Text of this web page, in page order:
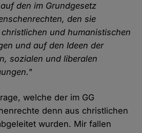
den im Grundgesetz
den sie
und humanistischen
und auf den Ideen der
sozialen und liberalen
welche der im GG
denn aus christlichen
wurden. Mir fallen